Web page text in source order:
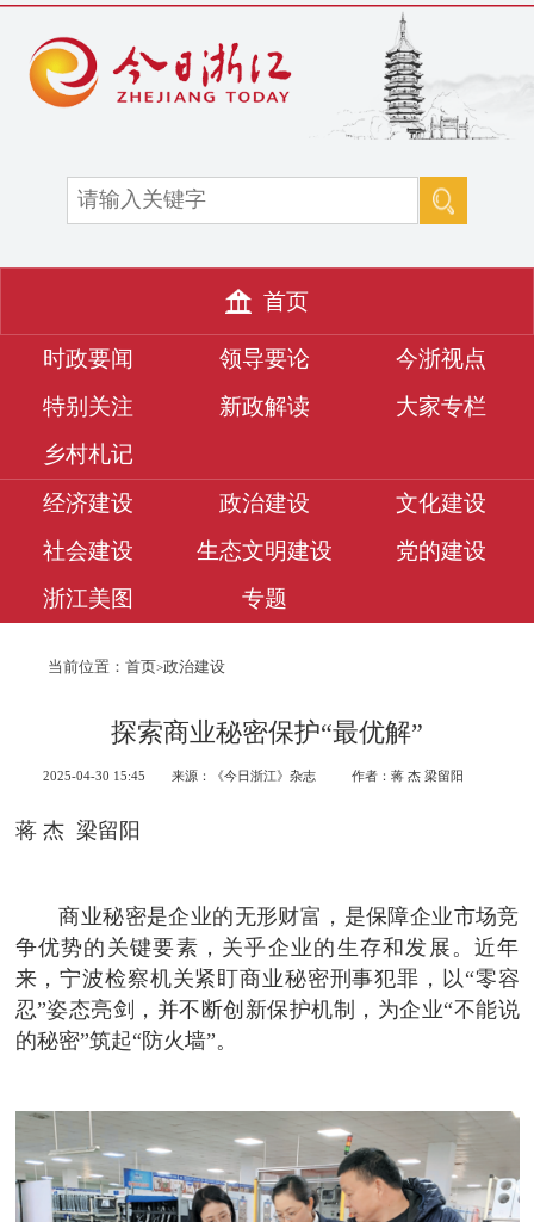
首页
时政要闻 领导要论
今浙视点
特别关注
新政解读
大家专栏
乡村札记
经济建设
政治建设
文化建设
社会建设
生态文明建设
党的建设
浙江美图
专题
当前位置： 首页>政治建设
探索商业秘密保护“最优解”
2025-04-30 15:45 来源：《今日浙江》杂志 作者：​蒋 杰 梁留阳
蒋 杰 梁留阳
商业秘密是企业的无形财富，是保障企业市场竞
争优势的关键要素，关乎企业的生存和发展。近年
来，宁波检察机关紧盯商业秘密刑事犯罪，以“零容
忍”姿态亮剑，并不断创新保护机制，为企业“不能说
的秘密”筑起“防火墙”。